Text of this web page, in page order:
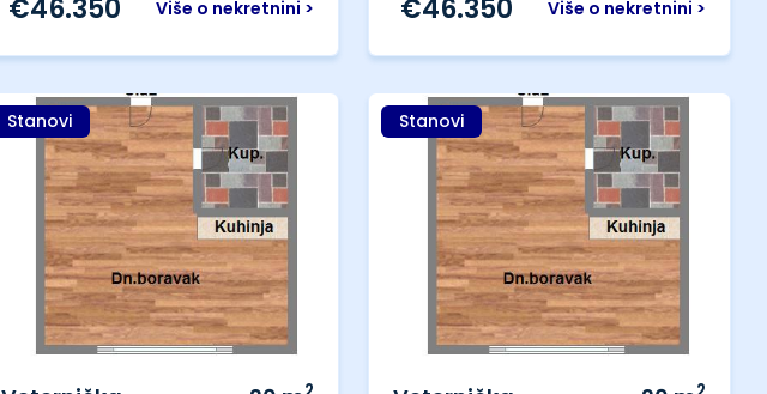
Više o nekretnini >
€46.350 Više o nekretnini >
€46.350
Stanovi Stanovi